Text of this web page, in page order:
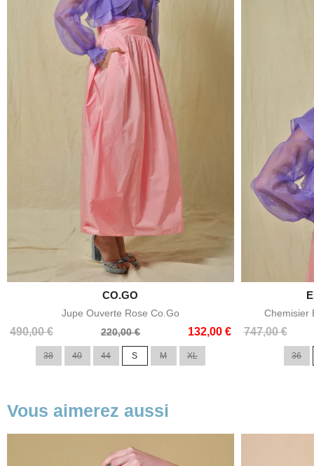
Aperçu rapide
CO.GO
Jupe Ouverte Rose Co.Go
490,00 €
Prix
220,00 € 132,00 €
Prix
38 40 44 S M XL
Chemisier
747,00 €
Prix
Prix
36
Vous aimerez aussi